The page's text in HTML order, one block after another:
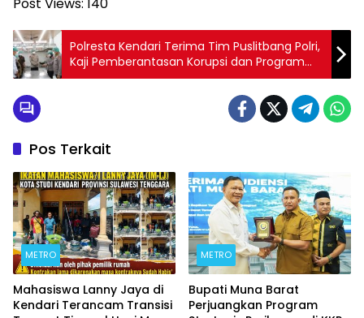
Post Views: 140
Polresta Kendari Terima Tim Puslitbang Polri,
Kaji Pemberantasan Korupsi dan Program
Makan Bergizi Gratis
Pos Terkait
METRO
Mahasiswa Lanny Jaya di
Kendari Terancam Transisi
METRO
Bupati Muna Barat
Perjuangkan Program